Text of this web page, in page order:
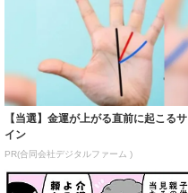
【当選】金運が上がる直前に起こるサ
イン
PR(合同会社デジタルファーム )